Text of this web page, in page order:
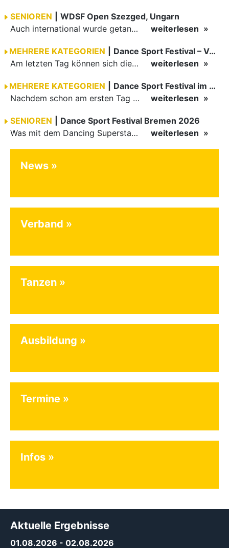
SENIOREN
WDSF Open Szezged, Ungarn
Auch international wurde getanzt in Ungarn am vergangenen Wochenende
weiterlesen
MEHRERE KATEGORIEN
Dance Sport Festival – Volles Haus
Am letzten Tag können sich die Besucher des Dance Sport Festivals erneut auf internationale Festivalatmosphäre freuen. Die knapp 1200 Aktiven vertreten mit Deutschland 43 Nationen. Mit Paaren aus 15…
weiterlesen
MEHRERE KATEGORIEN
Dance Sport Festival im WM-Fieber
Nachdem schon am ersten Tag zumindest im Hansesaal WM-Stimmung vom Feinsten herrschte, werden am Samstag nicht nur Tänzerinnen und Tänzer der Junioren die Stimmung ordentlich anheizen. Es erwartet alle -…
weiterlesen
SENIOREN
Dance Sport Festival Bremen 2026
Was mit dem Dancing Superstar Festival begann, ist inzwischen mit dem Dance Sport Festival Bremen zu einer festen Institution geworden. Zum fünften Mal treffen sich Paare, Funktionäre und Gäste zu diesem…
weiterlesen
News
Verband
Tanzen
Ausbildung
Termine
Infos
Aktuelle Ergebnisse
01.08.2026 - 02.08.2026